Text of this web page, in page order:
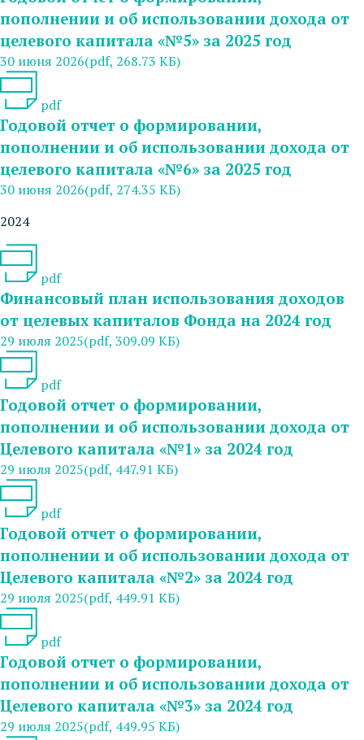
пополнении и об использовании дохода от
целевого капитала «№5» за 2025 год
30 июня 2026(pdf, 268.73 КБ)
pdf
Годовой отчет о формировании,
пополнении и об использовании дохода от
целевого капитала «№6» за 2025 год
30 июня 2026(pdf, 274.35 КБ)
2024
pdf
Финансовый план использования доходов
от целевых капиталов Фонда на 2024 год
29 июля 2025(pdf, 309.09 КБ)
pdf
Годовой отчет о формировании,
пополнении и об использовании дохода от
Целевого капитала «№1» за 2024 год
29 июля 2025(pdf, 447.91 КБ)
pdf
Годовой отчет о формировании,
пополнении и об использовании дохода от
Целевого капитала «№2» за 2024 год
29 июля 2025(pdf, 449.91 КБ)
pdf
Годовой отчет о формировании,
пополнении и об использовании дохода от
Целевого капитала «№3» за 2024 год
29 июля 2025(pdf, 449.95 КБ)